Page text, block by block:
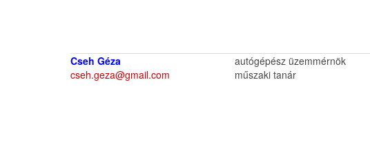
Cseh Géza
cseh.geza@gmail.com
autógépész üzemmérnök
műszaki tanár